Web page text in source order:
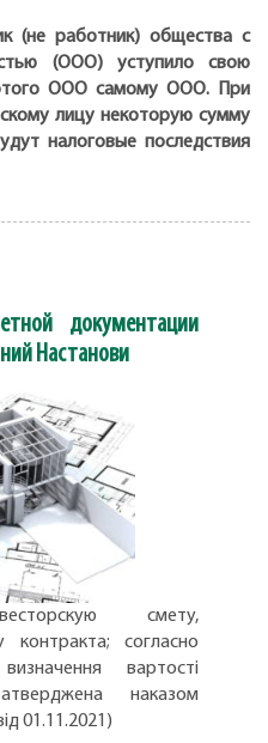
(не работник) общества с
(ООО) уступило свою
ООО самому ООО. При
лицу некоторую сумму
налоговые последствия
документации
Настанови
смету,
контракта; согласно
вартості
наказом
01.11.2021)